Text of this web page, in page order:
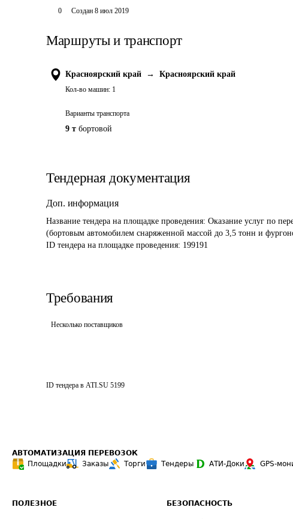
0 Создан 8 июл 2019
Маршруты и транспорт
Красноярский край → Красноярский край
Кол-во машин: 1
Варианты транспорта
9 т бортовой
Тендерная документация
Доп. информация
Название тендера на площадке проведения: Оказание услуг по
(бортовым автомобилем снаряженной массой до 3,5 тонн и
ID тендера на площадке проведения: 199191
Требования
Несколько поставщиков
ID тендера в ATI.SU 5199
АВТОМАТИЗАЦИЯ ПЕРЕВОЗОК
Площадки
Заказы Торги Тендеры АТИ-Доки GPS-
ПОЛЕЗНОЕ БЕЗОПАСНОСТЬ